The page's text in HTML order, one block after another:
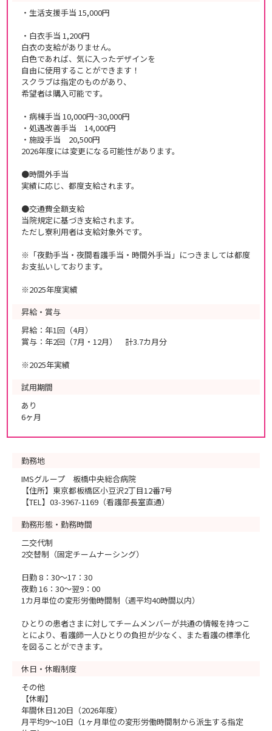
・生活支援手当 15,000円
・白衣手当 1,200円
白衣の支給がありません。
白色であれば、気に入ったデザインを
自由に使用することができます！
スクラブは指定のものがあり、
希望者は購入可能です。
・病棟手当 10,000円~30,000円
・処遇改善手当 14,000円
・施設手当 20,500円
2026年度には変更になる可能性があります。
●時間外手当
実績に応じ、都度支給されます。
●交通費全額支給
当院規定に基づき支給されます。
ただし寮利用者は支給対象外です。
※「夜勤手当・夜間看護手当・時間外手当」につきましては都度
お支払いしております。
※2025年度実績
昇給・賞与
昇給：年1回（4月）
賞与：年2回（7月・12月） 計3.7カ月分
※2025年実績
試用期間
あり
6ヶ月
勤務地
IMSグループ 板橋中央総合病院
【住所】東京都板橋区小豆沢2丁目12番7号
【TEL】03-3967-1169（看護部長室直通）
勤務形態・勤務時間
二交代制
2交替制（固定チームナーシング）
日勤 8：30～17：30
夜勤 16：30～翌9：00
1カ月単位の変形労働時間制（週平均40時間以内）
ひとりの患者さまに対してチームメンバーが共通の情報を持つこ
とにより、看護師一人ひとりの負担が少なく、また看護の標準化
を図ることができます。
休日・休暇制度
その他
【休暇】
年間休日120日（2026年度）
月平均9～10日（1ヶ月単位の変形労働時間制から派生する指定